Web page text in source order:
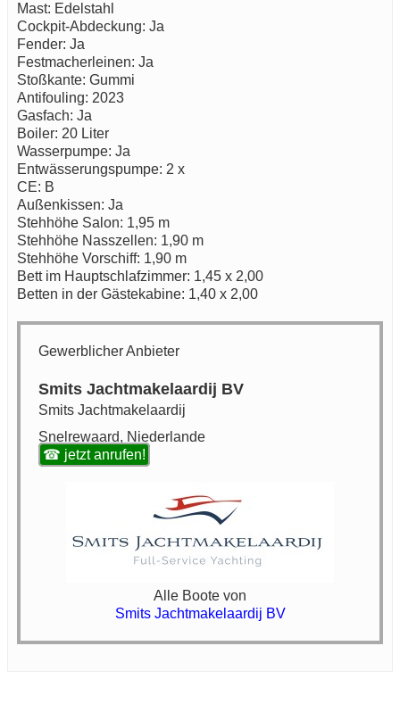
Mast: Edelstahl
Cockpit-Abdeckung: Ja
Fender: Ja
Festmacherleinen: Ja
Stoßkante: Gummi
Antifouling: 2023
Gasfach: Ja
Boiler: 20 Liter
Wasserpumpe: Ja
Entwässerungspumpe: 2 x
CE: B
Außenkissen: Ja
Stehhöhe Salon: 1,95 m
Stehhöhe Nasszellen: 1,90 m
Stehhöhe Vorschiff: 1,90 m
Bett im Hauptschlafzimmer: 1,45 x 2,00
Betten in der Gästekabine: 1,40 x 2,00
Gewerblicher Anbieter
Smits Jachtmakelaardij BV
Smits Jachtmakelaardij
Snelrewaard, Niederlande
☎ jetzt anrufen!
Alle Boote von
Smits Jachtmakelaardij BV